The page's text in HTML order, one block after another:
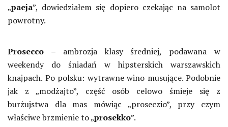
„paeja”, dowiedziałem się dopiero czekając na samolot
powrotny.
Prosecco – ambrozja klasy średniej, podawana w
weekendy do śniadań w hipsterskich warszawskich
knajpach. Po polsku: wytrawne wino musujące. Podobnie
jak z „modżajto”, część osób celowo śmieje się z
burżujstwa dla mas mówiąc „proseczio”, przy czym
właściwe brzmienie to „prosekko”.